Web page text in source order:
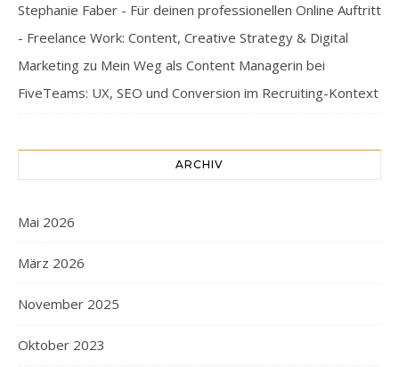
Stephanie Faber - Für deinen professionellen Online Auftritt
- Freelance Work: Content, Creative Strategy & Digital
Marketing zu Mein Weg als Content Managerin bei
FiveTeams: UX, SEO und Conversion im Recruiting-Kontext
ARCHIV
Mai 2026
März 2026
November 2025
Oktober 2023